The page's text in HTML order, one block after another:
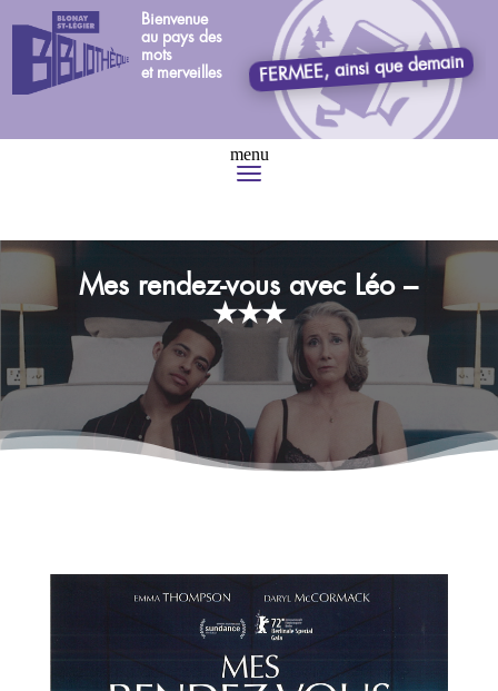
Bienvenue
au pays des
mots
et merveilles
FERMEE, ainsi que demain
Mes rendez-vous avec Léo –
★★★